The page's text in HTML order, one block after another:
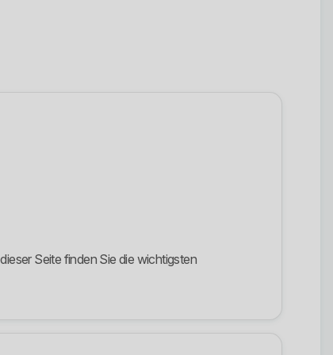
Seite finden Sie die wichtigsten